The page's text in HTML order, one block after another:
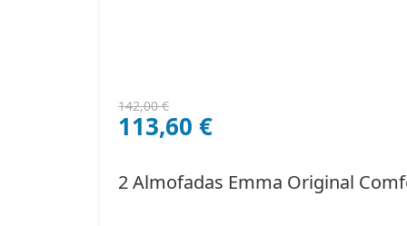
142,00€
O
preço
142,00 €.
113,60 €
O
preço
113,60 €.
2 Almofadas Emma Original